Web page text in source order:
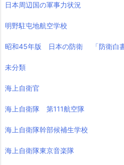
日本周辺国の軍事力状況
明野駐屯地航空学校
昭和45年版 日本の防衛 「防衛白書
未分類
海上自衛官
海上自衛隊 第111航空隊
海上自衛隊幹部候補生学校
海上自衛隊東京音楽隊